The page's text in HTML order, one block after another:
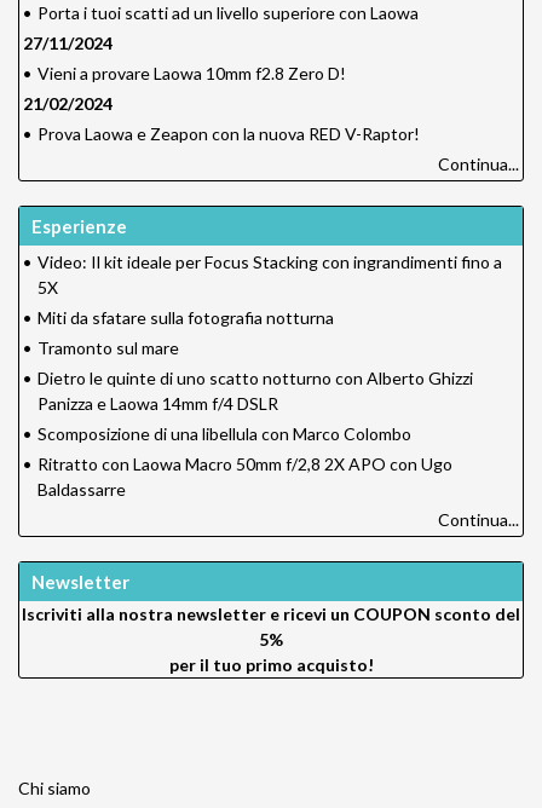
• Porta i tuoi scatti ad un livello superiore con Laowa
27/11/2024
• Vieni a provare Laowa 10mm f2.8 Zero D!
21/02/2024
• Prova Laowa e Zeapon con la nuova RED V-Raptor!
Continua...
Esperienze
• Video: Il kit ideale per Focus Stacking con ingrandimenti fino a
5X
• Miti da sfatare sulla fotografia notturna
• Tramonto sul mare
• Dietro le quinte di uno scatto notturno con Alberto Ghizzi
Panizza e Laowa 14mm f/4 DSLR
• Scomposizione di una libellula con Marco Colombo
• Ritratto con Laowa Macro 50mm f/2,8 2X APO con Ugo
Baldassarre
Continua...
Newsletter
Iscriviti alla nostra newsletter e ricevi un COUPON sconto del
5%
per il tuo primo acquisto!
Chi siamo